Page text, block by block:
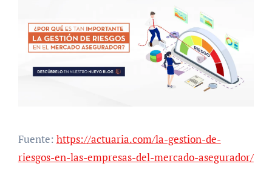
Fuente: https://actuaria.com/la-gestion-de-
riesgos-en-las-empresas-del-mercado-asegurador/